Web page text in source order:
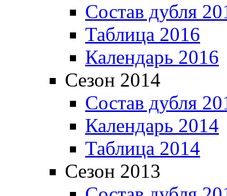
Состав дубля
Таблица 2016
Календарь 2016
Сезон 2014
Состав дубля
Календарь 2014
Таблица 2014
Сезон 2013